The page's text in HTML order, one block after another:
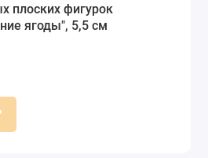
плоских фигурок
ягоды", 5,5 см